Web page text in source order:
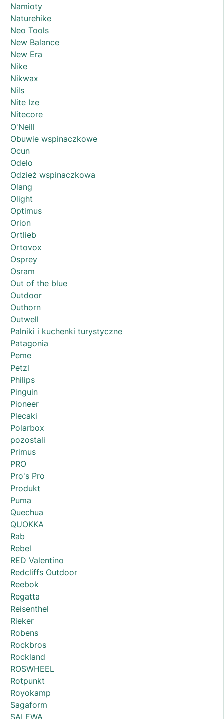
Namioty
Naturehike
Neo Tools
New Balance
New Era
Nike
Nikwax
Nils
Nite Ize
Nitecore
O'Neill
Obuwie wspinaczkowe
Ocun
Odelo
Odzież wspinaczkowa
Olang
Olight
Optimus
Orion
Ortlieb
Ortovox
Osprey
Osram
Out of the blue
Outdoor
Outhorn
Outwell
Palniki i kuchenki turystyczne
Patagonia
Peme
Petzl
Philips
Pinguin
Pioneer
Plecaki
Polarbox
pozostali
Primus
PRO
Pro's Pro
Produkt
Puma
Quechua
QUOKKA
Rab
Rebel
RED Valentino
Redcliffs Outdoor
Reebok
Regatta
Reisenthel
Rieker
Robens
Rockbros
Rockland
ROSWHEEL
Rotpunkt
Royokamp
Sagaform